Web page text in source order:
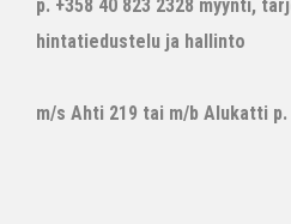
p. +358 40 823 2328 myynti,
hintatiedustelu ja hallinto
m/s Ahti 219 tai m/b Alukatti p.